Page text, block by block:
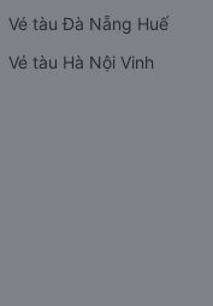
Vé tàu Đà Nẵng Huế
Vé tàu Hà Nội Vinh